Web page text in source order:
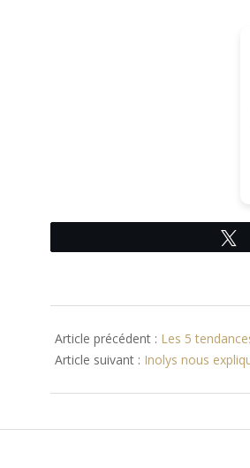
11-
21
Article précédent : Les 5
Article suivant : Inolys nous